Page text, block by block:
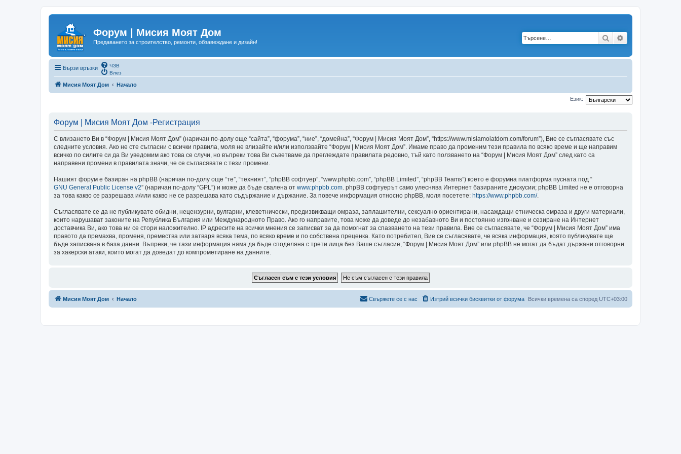
Форум | Мисия Моят Дом
Предаването за строителство, ремонти, обзавеждане и дизайн! Търсене
Бързи връзки
ЧЗВ
Влез
Мисия Моят Дом Начало
Език:
Форум | Мисия Моят Дом -Регистрация
С влизането Ви в “Форум | Мисия Моят Дом” (наричан по-долу още “сайта”, “форума”, “ние”, “домейна”, “Форум | Мисия Моят Дом”, “https://www.misiamoiatdom.com/forum”), Вие се съгласявате със
следните условия. Ако не сте съгласни с всички правила, моля не влизайте и/или използвайте “Форум | Мисия Моят Дом”. Имаме право да променим тези правила по всяко време и ще направим
всичко по силите си да Ви уведомим ако това се случи, но въпреки това Ви съветваме да преглеждате правилата редовно, тъй като ползването на “Форум | Мисия Моят Дом” след като са
направени промени в правилата значи, че се съгласявате с тези промени.
Нашият форум е базиран на phpBB (наричан по-долу още “те”, “техният”, “phpBB софтуер”, “www.phpbb.com”, “phpBB Limited”, “phpBB Teams”) което е форумна платформа пусната под “
GNU General Public License v2” (наричан по-долу “GPL”) и може да бъде свалена от www.phpbb.com. phpBB софтуерът само улеснява Интернет базираните дискусии; phpBB Limited не е отговорна
за това какво се разрешава и/или какво не се разрешава като съдържание и държание. За повече информация относно phpBB, моля посетете: https://www.phpbb.com/.
Съгласявате се да не публикувате обидни, нецензурни, вулгарни, клеветнически, предизвикващи омраза, заплашителни, сексуално ориентирани, насаждащи етническа омраза и други материали,
които нарушават законите на Република България или Международното Право. Ако го направите, това може да доведе до незабавното Ви и постоянно изгонване и сезиране на Интернет
доставчика Ви, ако това ни се стори наложително. IP адресите на всички мнения се записват за да помогнат за спазването на тези правила. Вие се съгласявате, че “Форум | Мисия Моят Дом” има
правото да премахва, променя, премества или затваря всяка тема, по всяко време и по собствена преценка. Като потребител, Вие се съгласявате, че всяка информация, която публикувате ще
бъде записвана в база данни. Въпреки, че тази информация няма да бъде споделяна с трети лица без Ваше съгласие, “Форум | Мисия Моят Дом” или phpBB не могат да бъдат държани отговорни
за хакерски атаки, които могат да доведат до компрометиране на данните.
Мисия Моят Дом Начало Всички времена са според UTC+03:00
Изтрий всички бисквитки от форума
Свържете се с нас